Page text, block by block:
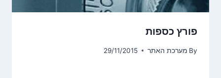
פורץ כספות
By מערכת האתר 29/11/2015